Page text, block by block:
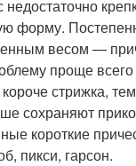
недостаточно
форму.
весом —
проще
стрижка,
сохраняют
короткие
пикси, гарсон.